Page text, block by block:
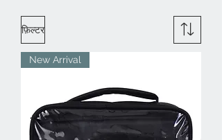
फ़िल्टर
New Arrival